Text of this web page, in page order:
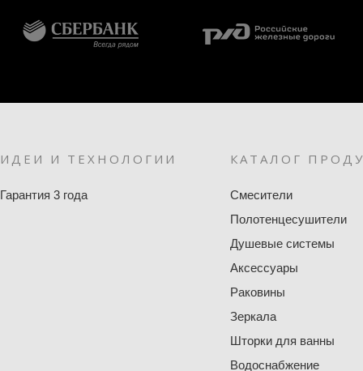
ИДЕИ И ТЕХНОЛОГИИ
Гарантия 3 года
КАТАЛОГ
Смесители
Полотенцесушители
Душевые системы
Аксессуары
Раковины
Зеркала
Шторки для ванны
Водоснабжение